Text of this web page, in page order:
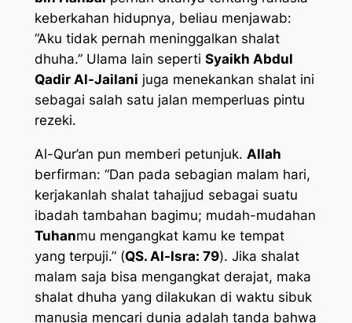
keberkahan hidupnya, beliau menjawab:
“Aku tidak pernah meninggalkan shalat
dhuha.” Ulama lain seperti Syaikh Abdul
Qadir Al-Jailani juga menekankan shalat ini
sebagai salah satu jalan memperluas pintu
rezeki.
Al-Qur’an pun memberi petunjuk. Allah
berfirman: “Dan pada sebagian malam hari,
kerjakanlah shalat tahajjud sebagai suatu
ibadah tambahan bagimu; mudah-mudahan
Tuhanmu mengangkat kamu ke tempat
yang terpuji.” (QS. Al-Isra: 79). Jika shalat
malam saja bisa mengangkat derajat, maka
shalat dhuha yang dilakukan di waktu sibuk
manusia mencari dunia adalah tanda bahwa